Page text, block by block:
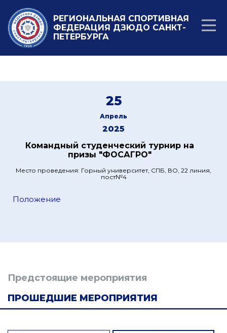
РЕГИОНАЛЬНАЯ СПОРТИВНАЯ
ФЕДЕРАЦИЯ ДЗЮДО САНКТ-
ПЕТЕРБУРГА
25
Апрель
2025
Командный студенческий турнир на
призы "ФОСАГРО"
Место проведения: Горный университет, СПБ, ВО, 22 линия,
пост№4
Положение
Предстоящие мероприятия
ПРОШЕДШИЕ МЕРОПРИЯТИЯ